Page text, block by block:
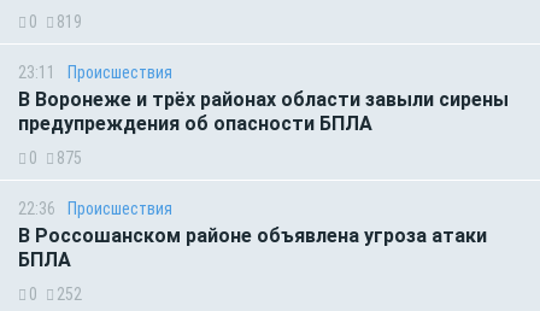
0 819
23:11 Происшествия
В Воронеже и трёх районах области завыли сирены
предупреждения об опасности БПЛА
0 875
22:36 Происшествия
В Россошанском районе объявлена угроза атаки
БПЛА
0 252